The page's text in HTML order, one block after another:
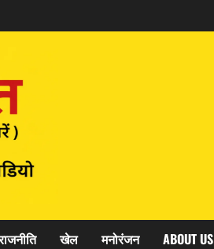
खेल मनोरंजन ABOUT US